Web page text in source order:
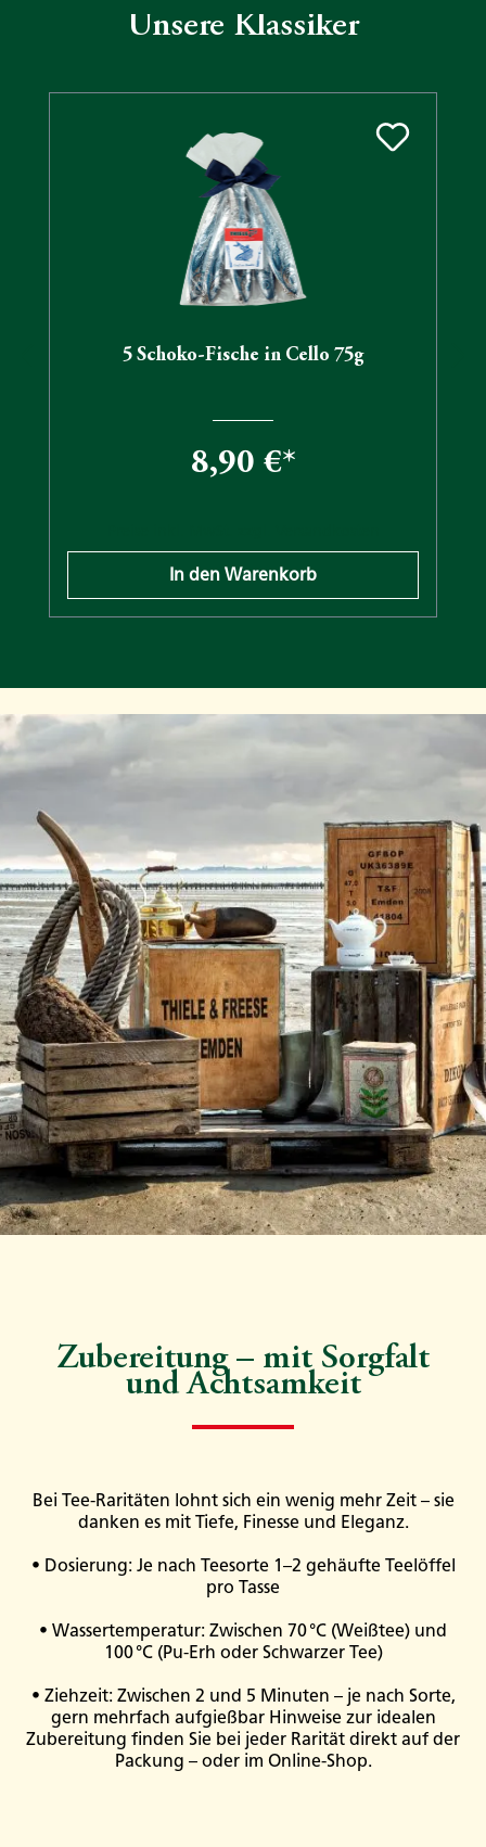
Unsere Klassiker
5 Schoko-Fische in Cello 75g
8,90 €*
In den Warenkorb
Zubereitung – mit Sorgfalt
und Achtsamkeit
Bei Tee-Raritäten lohnt sich ein wenig mehr Zeit – sie
danken es mit Tiefe, Finesse und Eleganz.
• Dosierung: Je nach Teesorte 1–2 gehäufte Teelöffel
pro Tasse
• Wassertemperatur: Zwischen 70 °C (Weißtee) und
100 °C (Pu-Erh oder Schwarzer Tee)
• Ziehzeit: Zwischen 2 und 5 Minuten – je nach Sorte,
gern mehrfach aufgießbar Hinweise zur idealen
Zubereitung finden Sie bei jeder Rarität direkt auf der
Packung – oder im Online-Shop.